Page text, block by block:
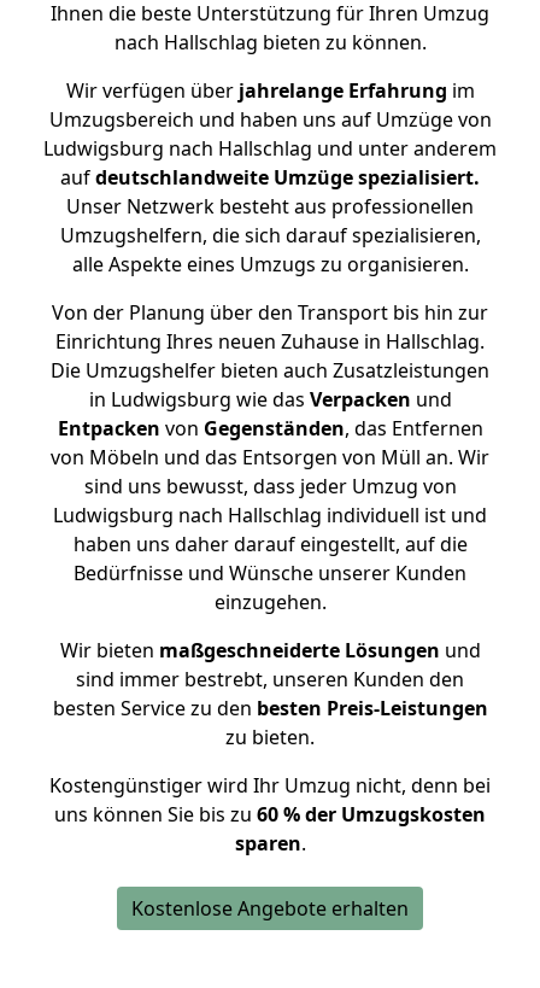
Ihnen die beste Unterstützung für Ihren Umzug
nach Hallschlag bieten zu können.
Wir verfügen überjahrelange Erfahrung im
Umzugsbereich und haben uns auf Umzüge von
Ludwigsburg nach Hallschlag und unter anderem
aufdeutschlandweite Umzüge spezialisiert.
Unser Netzwerk besteht aus professionellen
Umzugshelfern, die sich darauf spezialisieren,
alle Aspekte eines Umzugs zu organisieren.
Von der Planung über den Transport bis hin zur
Einrichtung Ihres neuen Zuhause in Hallschlag.
Die Umzugshelfer bieten auch Zusatzleistungen
in Ludwigsburg wie das Verpacken und
Entpacken von Gegenständen, das Entfernen
von Möbeln und das Entsorgen von Müll an. Wir
sind uns bewusst, dass jeder Umzug von
Ludwigsburg nach Hallschlag individuell ist und
haben uns daher darauf eingestellt, auf die
Bedürfnisse und Wünsche unserer Kunden
einzugehen.
Wir bieten maßgeschneiderte Lösungen und
sind immer bestrebt, unseren Kunden den
besten Service zu den besten Preis-Leistungen
zu bieten.
Kostengünstiger wird Ihr Umzug nicht, denn bei
uns können Sie bis zu 60 % der Umzugskosten
sparen.
Kostenlose Angebote erhalten